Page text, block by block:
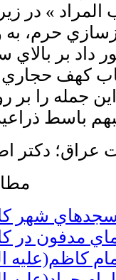
» در
حرم،
داد بر
كهف حجاري
جمله را بر
عراق؛ دكتر
شهر
مدفون در
کاظم(عليه